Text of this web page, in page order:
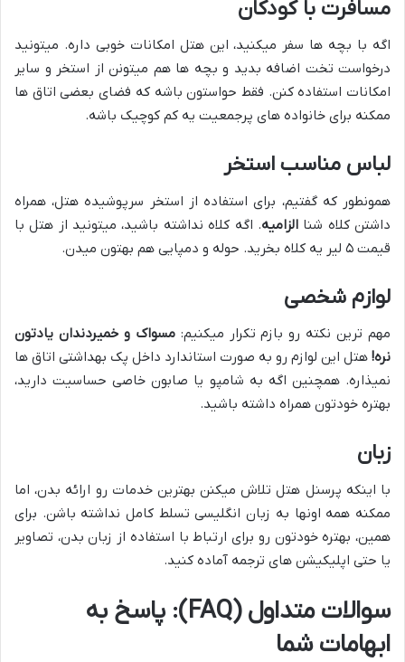
مسافرت با کودکان
اگه با بچه ها سفر میکنید، این هتل امکانات خوبی داره. میتونید
درخواست تخت اضافه بدید و بچه ها هم میتونن از استخر و سایر
امکانات استفاده کنن. فقط حواستون باشه که فضای بعضی اتاق ها
ممکنه برای خانواده های پرجمعیت یه کم کوچیک باشه.
لباس مناسب استخر
همونطور که گفتیم، برای استفاده از استخر سرپوشیده هتل، همراه
داشتن کلاه شناالزامیه. اگه کلاه نداشته باشید، میتونید از هتل با
قیمت ۵ لیر یه کلاه بخرید. حوله و دمپایی هم بهتون میدن.
لوازم شخصی
مهم ترین نکته رو بازم تکرار میکنیم:مسواک و خمیردندان یادتون
نره! هتل این لوازم رو به صورت استاندارد داخل پک بهداشتی اتاق ها
نمیذاره. همچنین اگه به شامپو یا صابون خاصی حساسیت دارید،
بهتره خودتون همراه داشته باشید.
زبان
با اینکه پرسنل هتل تلاش میکنن بهترین خدمات رو ارائه بدن، اما
ممکنه همه اونها به زبان انگلیسی تسلط کامل نداشته باشن. برای
همین، بهتره خودتون رو برای ارتباط با استفاده از زبان بدن، تصاویر
یا حتی اپلیکیشن های ترجمه آماده کنید.
سوالات متداول (FAQ): پاسخ به
ابهامات شما